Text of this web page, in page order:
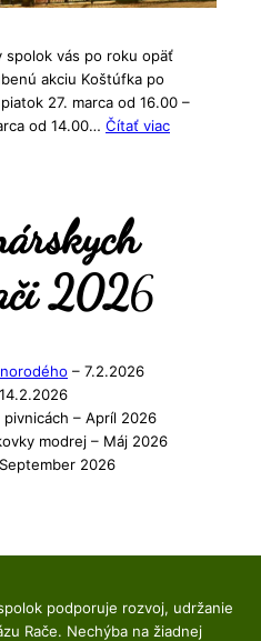
spolok vás po roku opäť
akciu Koštúfka po
27. marca od 16.00 –
od 14.00… Čítať viac:
2026
– 7.2.2026
– Apríl 2026
modrej – Máj 2026
2026
podporuje rozvoj, udržanie
Rače. Nechýba na žiadnej